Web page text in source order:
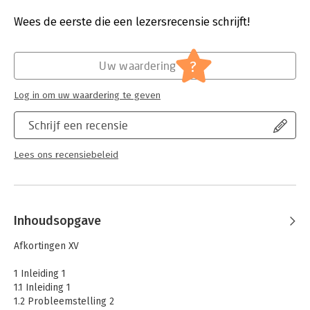
Verschijningsdatum:
3-11-2021
Strafrecht algemeen
Serie:
E.M. Meijers Instituut voor
Wees de eerste die een lezersrecensie schrijft!
Schrijf een recensie
Lees ons recensiebeleid
Uw waardering ?
Log in om uw waardering te geven
Inhoudsopgave
Afkortingen XV
1 Inleiding 1
1.1 Inleiding 1
1.2 Probleemstelling 2